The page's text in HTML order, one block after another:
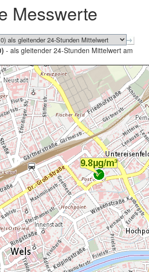
schließen
Messwerte
- als gleitender 24-Stunden Mittelwert am